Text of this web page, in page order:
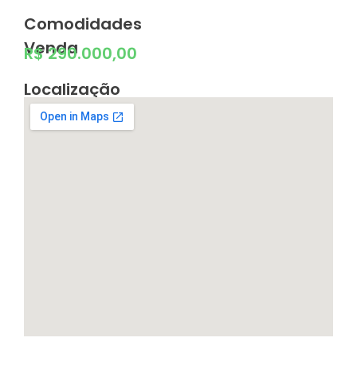
Comodidades
Venda
R$ 290.000,00
Localização